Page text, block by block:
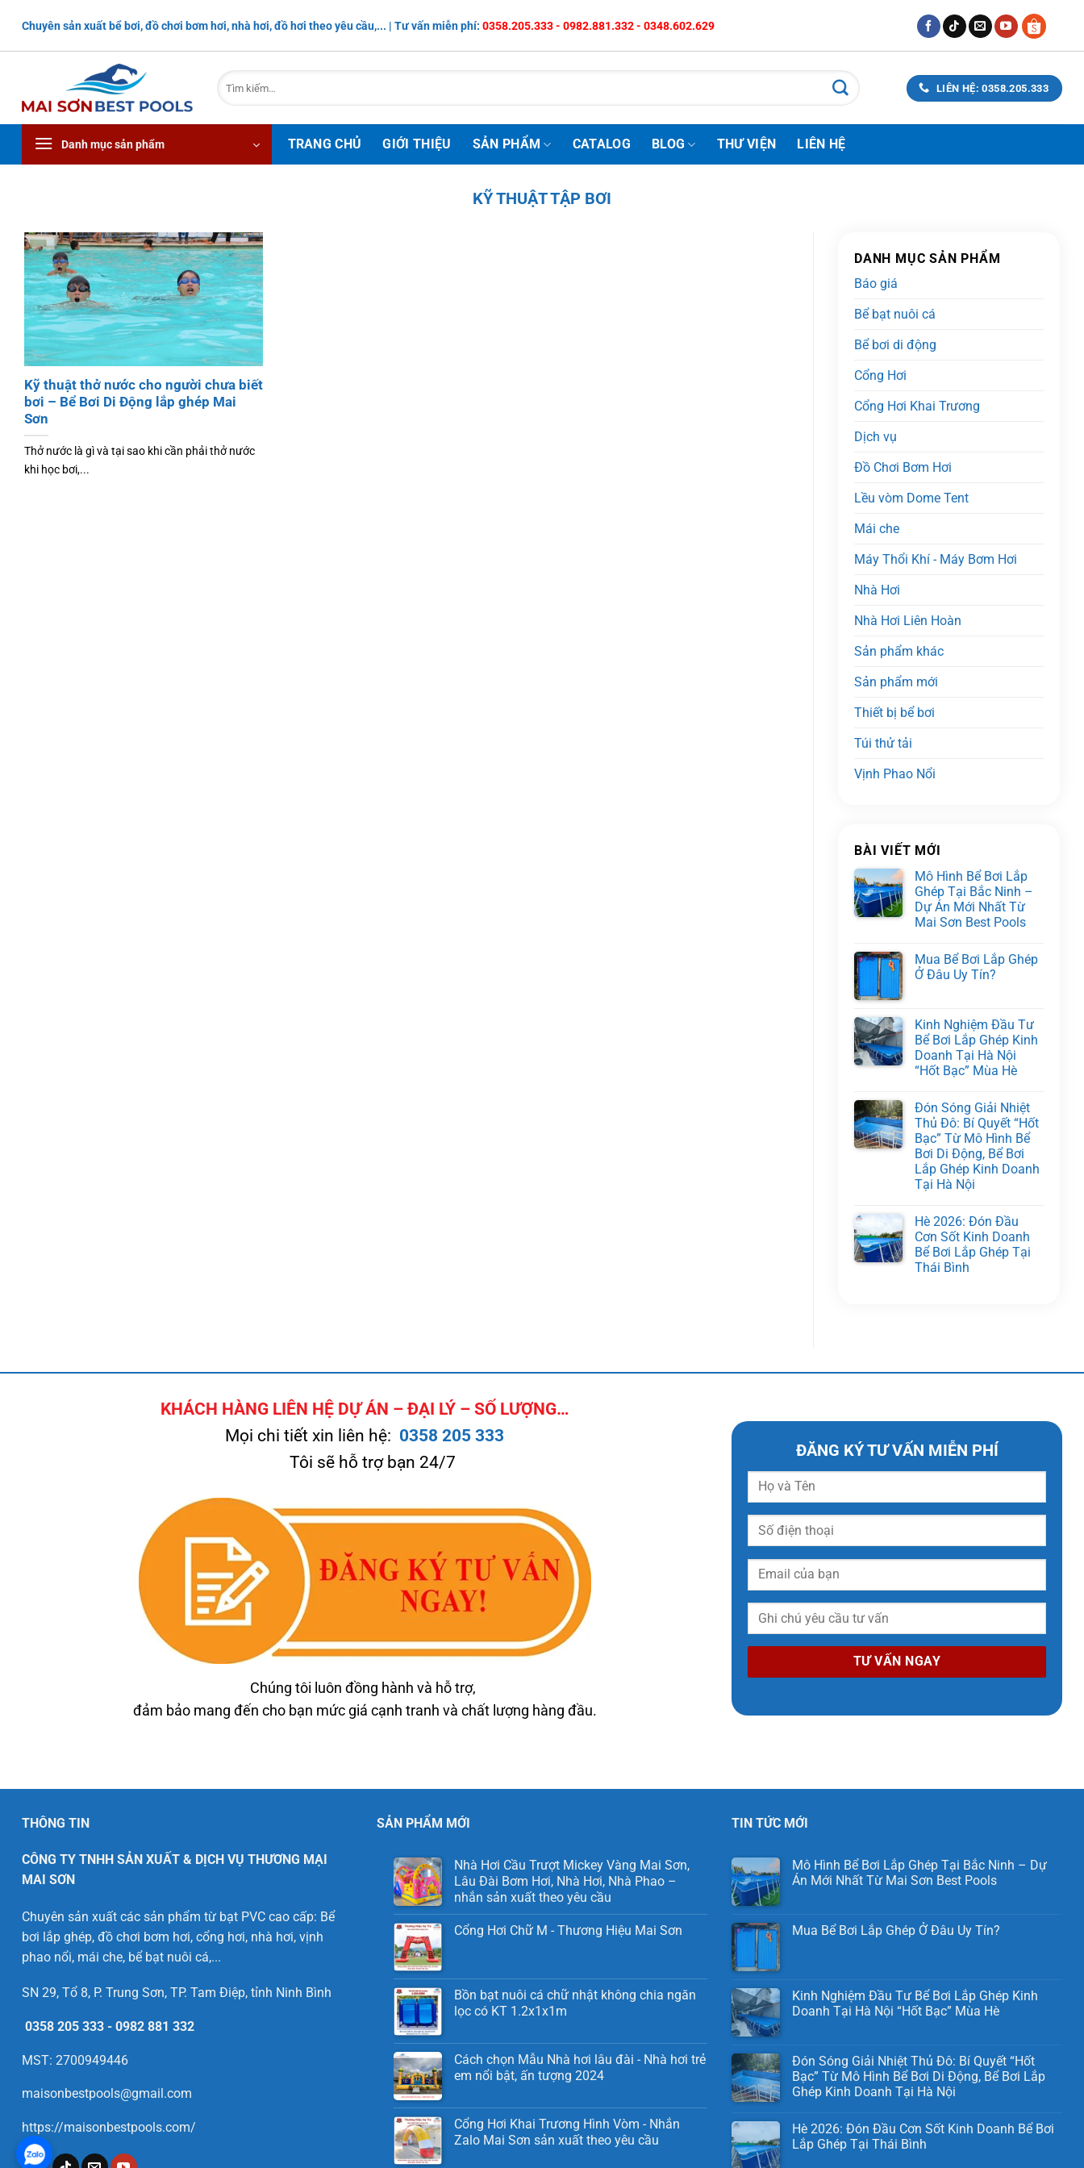
nội
Chuyên sản xuất bể bơi, đồ chơi bơm hơi, nhà hơi, đồ hơi theo yêu cầu,... | Tư vấn miễn phí: 0358.205.333 - 0982.881.332 - 0348.602.629
Tìm
kiếm:
LIÊN HỆ: 0358.205.333
Danh mục sản phẩm TRANG CHỦ GIỚI THIỆU SẢN PHẨM CATALOG BLOG THƯ VIỆN LIÊN HỆ
KỸ THUẬT TẬP BƠI
Kỹ thuật thở nước cho người chưa biết
bơi – Bể Bơi Di Động lắp ghép Mai
Sơn
Thở nước là gì và tại sao khi cần phải thở nước
khi học bơi,...
DANH MỤC SẢN PHẨM
Báo giá
Bể bạt nuôi cá
Bể bơi di động
Cổng Hơi
Cổng Hơi Khai Trương
Dịch vụ
Đồ Chơi Bơm Hơi
Lều vòm Dome Tent
Mái che
Máy Thổi Khí - Máy Bơm Hơi
Nhà Hơi
Nhà Hơi Liên Hoàn
Sản phẩm khác
Sản phẩm mới
Thiết bị bể bơi
Túi thử tải
Vịnh Phao Nổi
BÀI VIẾT MỚI
Mô Hình Bể Bơi Lắp
Ghép Tại Bắc Ninh –
Dự Án Mới Nhất Từ
Mai Sơn Best Pools
Mua Bể Bơi Lắp Ghép
Ở Đâu Uy Tín?
Kinh Nghiệm Đầu Tư
Bể Bơi Lắp Ghép Kinh
Doanh Tại Hà Nội
“Hốt Bạc” Mùa Hè
Đón Sóng Giải Nhiệt
Thủ Đô: Bí Quyết “Hốt
Bạc” Từ Mô Hình Bể
Bơi Di Động, Bể Bơi
Lắp Ghép Kinh Doanh
Tại Hà Nội
Hè 2026: Đón Đầu
Cơn Sốt Kinh Doanh
Bể Bơi Lắp Ghép Tại
Thái Bình
KHÁCH HÀNG LIÊN HỆ DỰ ÁN – ĐẠI LÝ – SỐ LƯỢNG…
Mọi chi tiết xin liên hệ: 0358 205 333
Tôi sẽ hỗ trợ bạn 24/7
Chúng tôi luôn đồng hành và hỗ trợ,
đảm bảo mang đến cho bạn mức giá cạnh tranh và chất lượng hàng đầu.
ĐĂNG KÝ TƯ VẤN MIỄN PHÍ
THÔNG TIN
CÔNG TY TNHH SẢN XUẤT & DỊCH VỤ THƯƠNG MẠI
MAI SƠN
Chuyên sản xuất các sản phẩm từ bạt PVC cao cấp: Bể
bơi lắp ghép, đồ chơi bơm hơi, cổng hơi, nhà hơi, vịnh
phao nổi, mái che, bể bạt nuôi cá,...
SN 29, Tổ 8, P. Trung Sơn, TP. Tam Điệp, tỉnh Ninh Bình
0358 205 333 - 0982 881 332
MST: 2700949446
maisonbestpools@gmail.com
https://maisonbestpools.com/
SẢN PHẨM MỚI
Nhà Hơi Cầu Trượt Mickey Vàng Mai Sơn,
Lâu Đài Bơm Hơi, Nhà Hơi, Nhà Phao –
nhắn sản xuất theo yêu cầu
Cổng Hơi Chữ M - Thương Hiệu Mai Sơn
Bồn bạt nuôi cá chữ nhật không chia ngăn
lọc có KT 1.2x1x1m
Cách chọn Mẫu Nhà hơi lâu đài - Nhà hơi trẻ
em nổi bật, ấn tượng 2024
Cổng Hơi Khai Trương Hình Vòm - Nhắn
Zalo Mai Sơn sản xuất theo yêu cầu
TIN TỨC MỚI
Mô Hình Bể Bơi Lắp Ghép Tại Bắc Ninh – Dự
Án Mới Nhất Từ Mai Sơn Best Pools
Mua Bể Bơi Lắp Ghép Ở Đâu Uy Tín?
Kinh Nghiệm Đầu Tư Bể Bơi Lắp Ghép Kinh
Doanh Tại Hà Nội “Hốt Bạc” Mùa Hè
Đón Sóng Giải Nhiệt Thủ Đô: Bí Quyết “Hốt
Bạc” Từ Mô Hình Bể Bơi Di Động, Bể Bơi Lắp
Ghép Kinh Doanh Tại Hà Nội
Hè 2026: Đón Đầu Cơn Sốt Kinh Doanh Bể Bơi
Lắp Ghép Tại Thái Bình